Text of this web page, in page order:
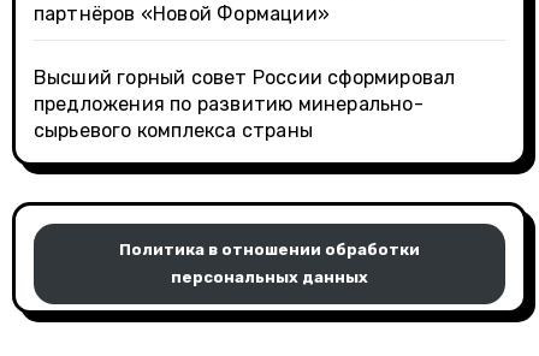
партнёров «Новой Формации»
Высший горный совет России сформировал
предложения по развитию минерально-
сырьевого комплекса страны
Политика в отношении обработки
персональных данных